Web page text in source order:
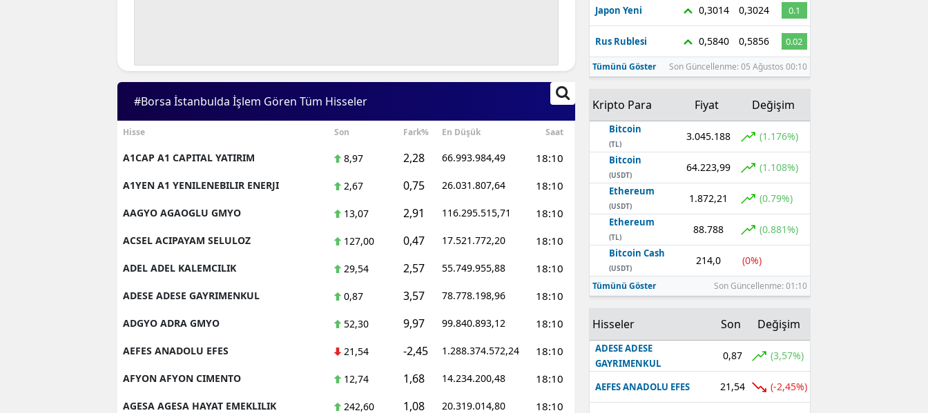
#Borsa İstanbulda İşlem Gören Tüm Hisseler
Hisse Son Fark% En Düşük Saat
A1CAP A1 CAPITAL YATIRIM 8,97 2,28 66.993.984,49 18:10
A1YEN A1 YENILENEBILIR ENERJI 2,67 0,75 26.031.807,64 18:10
AAGYO AGAOGLU GMYO 13,07 2,91 116.295.515,71 18:10
ACSEL ACIPAYAM SELULOZ 127,00 0,47 17.521.772,20 18:10
ADEL ADEL KALEMCILIK 29,54 2,57 55.749.955,88 18:10
ADESE ADESE GAYRIMENKUL 0,87 3,57 78.778.198,96 18:10
ADGYO ADRA GMYO 52,30 9,97 99.840.893,12 18:10
AEFES ANADOLU EFES 21,54 -2,45 1.288.374.572,24 18:10
AFYON AFYON CIMENTO 12,74 1,68 14.234.200,48 18:10
AGESA AGESA HAYAT EMEKLILIK 242,60 1,08 20.319.014,80 18:10
Japon Yeni 0,3014 0,3024 0.1
Rus Rublesi 0,5840 0,5856 0.02
Tümünü Göster Son Güncellenme: 05 Ağustos 00:10
Kripto Para Fiyat Değişim
Bitcoin
(TL)
3.045.188 (1.176%)
Bitcoin
(USDT)
64.223,99 (1.108%)
Ethereum
(USDT)
1.872,21 (0.79%)
Ethereum
(TL)
88.788 (0.881%)
Bitcoin Cash
(USDT)
214,0 (0%)
Tümünü Göster Son Güncellenme: 01:10
Hisseler Son Değişim
ADESE ADESE
GAYRIMENKUL
0,87 (3,57%)
AEFES ANADOLU EFES 21,54 (-2,45%)